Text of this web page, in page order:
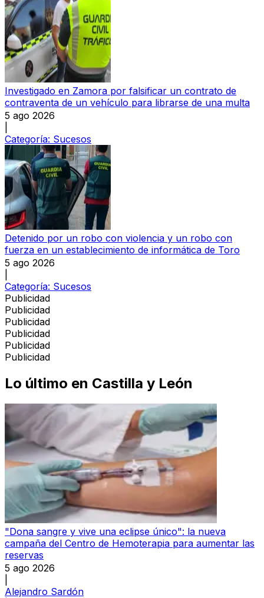
Investigado en Zamora por falsificar un contrato de
contraventa de un vehículo para librarse de una multa
5 ago 2026
Categoría: Sucesos
Detenido por un robo con violencia y un robo con
fuerza en un establecimiento de informática de Toro
5 ago 2026
Categoría: Sucesos
Publicidad
Publicidad
Publicidad
Publicidad
Publicidad
Publicidad
Lo último en Castilla y León
"Dona sangre y vive una eclipse único": la nueva
campaña del Centro de Hemoterapia para aumentar las
reservas
5 ago 2026
Alejandro Sardón